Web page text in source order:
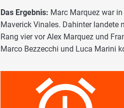
Das Ergebnis: Marc Marquez war
Maverick Vinales. Dahinter landete
Rang vier vor Alex Marquez und
Marco Bezzecchi und Luca Marini